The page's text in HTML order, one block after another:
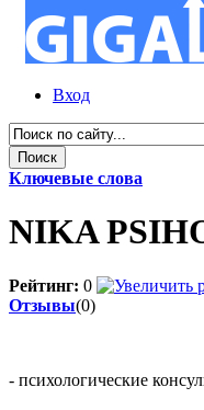
Вход
Ключевые слова
NIKA
Рейтинг: 0
Отзывы(0)
- психологические